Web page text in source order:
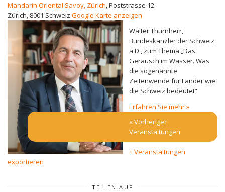
Mandarin Oriental Savoy, Zürich,Poststrasse 12
Zürich, 8001 Schweiz Google Karte anzeigen
Walter Thurnherr,
Bundeskanzler der Schweiz
a.D., zum Thema „Das
Geräusch im Wasser. Was
die sogenannte
Zeitenwende für Länder wie
die Schweiz bedeutet“
Erfahren Sie mehr »
«Vorheriger
Veranstaltungen
+ Veranstaltungen
exportieren
TEILEN AUF